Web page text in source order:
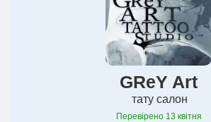
GReY Art
тату салон
Перевірено 13 квітня